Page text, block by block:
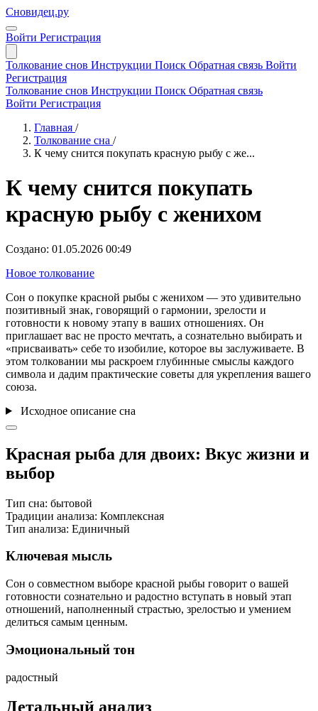
Сновидец.ру
Войти Регистрация
Толкование снов Инструкции Поиск Обратная связь Войти
Регистрация
Толкование снов Инструкции Поиск Обратная связь
Войти Регистрация
Главная /
Толкование сна /
К чему снится покупать красную рыбу с же...
К чему снится покупать
красную рыбу с женихом
Создано: 01.05.2026 00:49
Новое толкование
Сон о покупке красной рыбы с женихом — это удивительно
позитивный знак, говорящий о гармонии, зрелости и
готовности к новому этапу в ваших отношениях. Он
приглашает вас не просто мечтать, а сознательно выбирать и
«присваивать» себе то изобилие, которое вы заслуживаете. В
этом толковании мы раскроем глубинные смыслы каждого
символа и дадим практические советы для укрепления вашего
союза.
Исходное описание сна
Красная рыба для двоих: Вкус жизни и
выбор
Тип сна: бытовой
Традиции анализа: Комплексная
Тип анализа: Единичный
Ключевая мысль
Сон о совместном выборе красной рыбы говорит о вашей
готовности сознательно и радостно вступать в новый этап
отношений, наполненный страстью, зрелостью и умением
делиться самым ценным.
Эмоциональный тон
радостный
Детальный анализ